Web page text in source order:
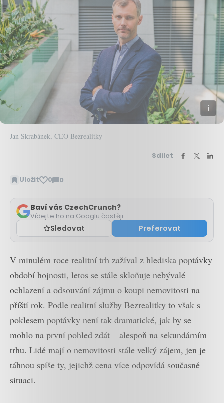
Jan Škrabánek, CEO Bezrealitky
Sdílet
Uložit 0 0
Zobrazit
Baví vás CzechCrunch?
Vídejte ho na Googlu častěji.
Sledovat Preferovat
V minulém roce realitní trh zažíval z hlediska poptávky
období hojnosti, letos se stále skloňuje nebývalé
ochlazení a odsouvání zájmu o koupi nemovitosti na
příští rok. Podle realitní služby Bezrealitky to však s
poklesem poptávky není tak dramatické, jak by se
mohlo na první pohled zdát – alespoň na sekundárním
trhu. Lidé mají o nemovitosti stále velký zájem, jen je
táhnou spíše ty, jejichž cena více odpovídá současné
situaci.